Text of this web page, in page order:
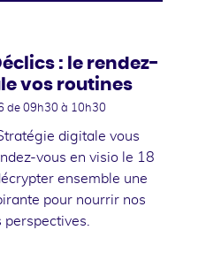
: le rendez-
vos routines
de 09h30 à 10h30
digitale vous
vous en visio le 18
ensemble une
pour nourrir nos